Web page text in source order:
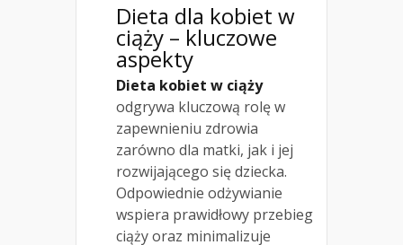
Dieta dla kobiet w
ciąży – kluczowe
aspekty
Dieta kobiet w ciąży
odgrywa kluczową rolę w
zapewnieniu zdrowia
zarówno dla matki, jak i jej
rozwijającego się dziecka.
Odpowiednie odżywianie
wspiera prawidłowy przebieg
ciąży oraz minimalizuje